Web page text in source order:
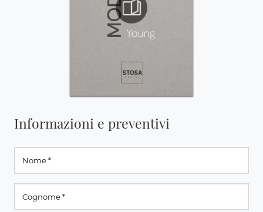
Informazioni e preventivi